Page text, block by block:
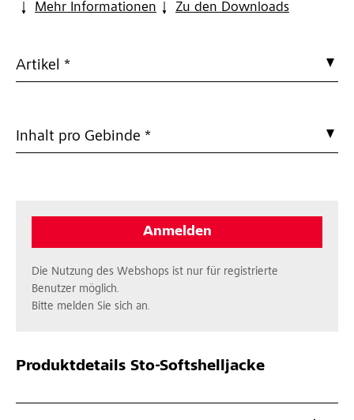
Mehr Informationen
Zu den Downloads
Artikel *
Inhalt pro Gebinde *
Anmelden
Die Nutzung des Webshops ist nur für registrierte
Benutzer möglich.
Bitte melden Sie sich an.
Produktdetails Sto-Softshelljacke